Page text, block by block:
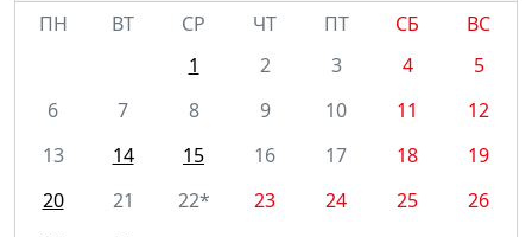
ПН
ВТ СР ЧТ ПТ СБ
ВС
1
2 3 4
5
6
7 8 9 10 11
12
13
14 15 16 17 18
19
20
21 22* 23 24 25
26